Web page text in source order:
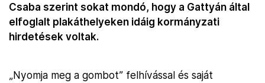
Csaba szerint sokat mondó, hogy a Gattyán által
elfoglalt plakáthelyeken idáig kormányzati
hirdetések voltak.
„Nyomja meg a gombot” felhívással és saját